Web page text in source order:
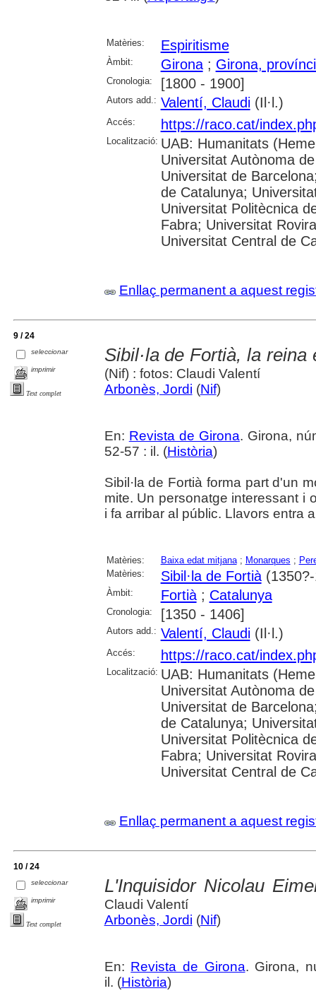
Matèries: Espiritisme
Àmbit: Girona; Girona,
Cronologia: [1800 - 1900]
Autors add.: Valentí, Claudi(Il·l.)
Accés: https://raco.cat/
Localització: UAB: Humanitats
Universitat Autònoma
Universitat de
de Catalunya;
Universitat Politècnica
Fabra; Universitat
Universitat Central de
Enllaç permanent a aquest
9 / 24
seleccionar
imprimir
Text complet
Sibil·la de Fortià, la reina
(Nif) : fotos: Claudi Valentí
Arbonès, Jordi (Nif)
En: Revista de Girona. Girona,
52-57 : il. (Història)
Sibil·la de Fortià forma part d'un
mite. Un personatge interessant i
i fa arribar al públic. Llavors entra
Matèries: Baixa edat mitjana; Monarques ;
Matèries:
Sibil·la de Fortià(1350?-
Àmbit: Fortià; Catalunya
Cronologia: [1350 - 1406]
Autors add.: Valentí, Claudi(Il·l.)
Accés: https://raco.cat/
Localització: UAB: Humanitats
Universitat Autònoma
Universitat de
de Catalunya;
Universitat Politècnica
Fabra; Universitat
Universitat Central de
Enllaç permanent a aquest
10 / 24
seleccionar
imprimir
Text complet
L'Inquisidor Nicolau
Claudi Valentí
Arbonès, Jordi (Nif)
En: Revista de Girona. Girona,
il. (Història)